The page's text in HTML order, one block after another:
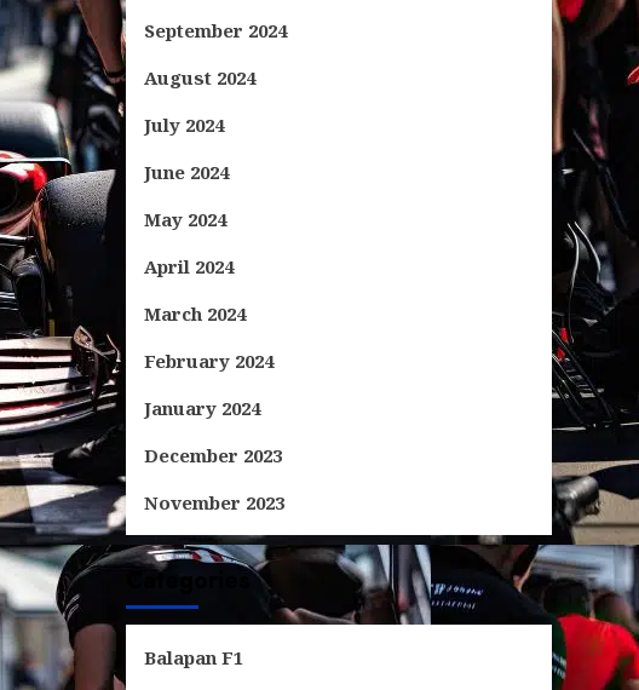
September 2024
August 2024
July 2024
June 2024
May 2024
April 2024
March 2024
February 2024
January 2024
December 2023
November 2023
Categories
Balapan F1